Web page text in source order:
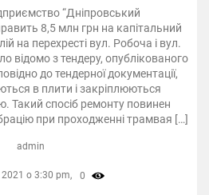
“Дніпровський
8,5 млн грн на капітальний
на перехресті вул. Робоча і вул.
відомо з тендеру, опублікованого
до тендерної документації,
в плити і закріплюються
Такий спосіб ремонту повинен
при проходженні трамвая […]
admin
о 3:30 pm, 0